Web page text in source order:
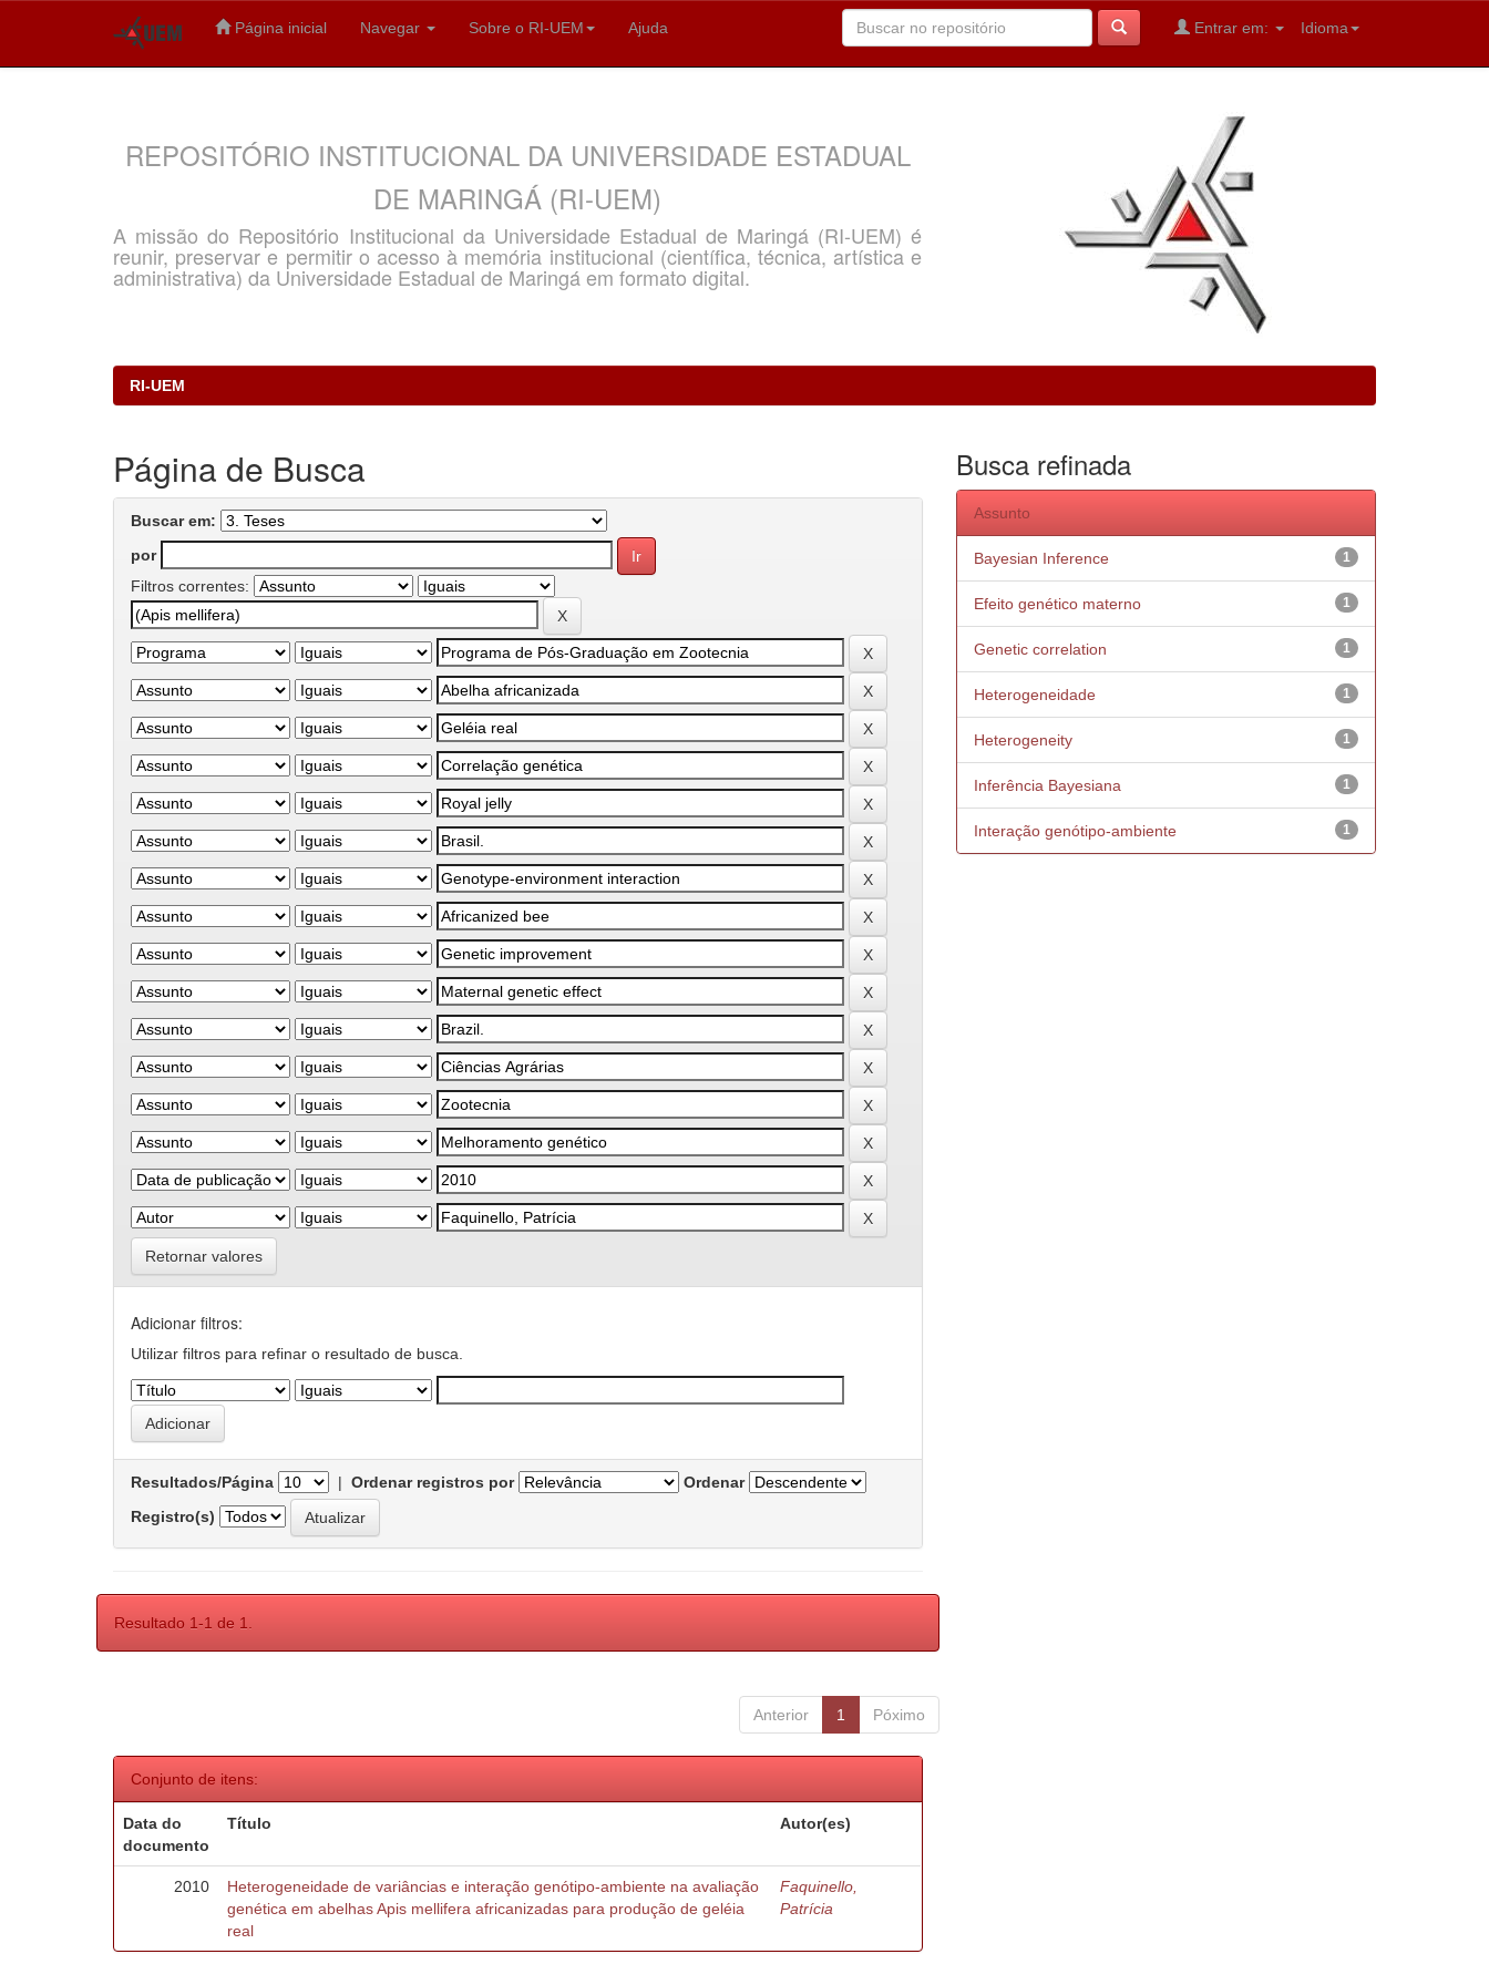
Página inicial Navegar Sobre o RI-UEM Ajuda Idioma
Entrar em:
REPOSITÓRIO INSTITUCIONAL DA UNIVERSIDADE ESTADUAL
DE MARINGÁ (RI-UEM)
A missão do Repositório Institucional da Universidade Estadual de Maringá (RI-UEM) é
reunir, preservar e permitir o acesso à memória institucional (científica, técnica, artística e
administrativa) da Universidade Estadual de Maringá em formato digital.
RI-UEM
Página de Busca
Buscar em:
por
Filtros correntes:
Retornar valores
Adicionar filtros:
Utilizar filtros para refinar o resultado de busca.
Resultados/Página | Ordenar registros por
Ordenar
Registro(s)
Resultado 1-1 de 1.
Anterior 1 Póximo
Conjunto de itens:
Data do
documento
Título Autor(es)
2010
Heterogeneidade de variâncias e interação genótipo-ambiente na avaliação
genética em abelhas Apis mellifera africanizadas para produção de geléia
real
Faquinello,
Patrícia
Busca refinada
Assunto
1
Bayesian Inference
1
Efeito genético materno
1
Genetic correlation
1
Heterogeneidade
1
Heterogeneity
1
Inferência Bayesiana
1
Interação genótipo-ambiente